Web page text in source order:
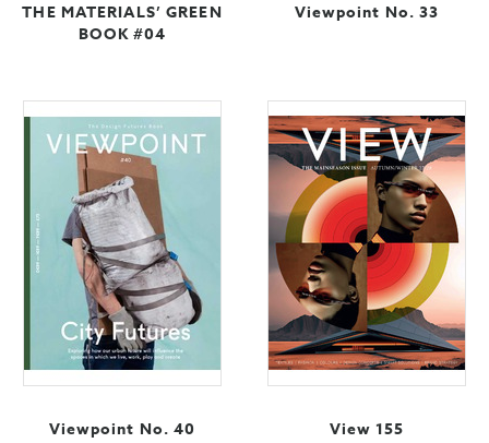
THE MATERIALS’ GREEN
BOOK #04
Viewpoint No. 33
Viewpoint No. 40 View 155